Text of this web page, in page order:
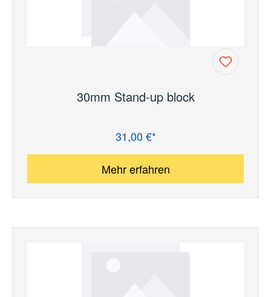
30mm Stand-up block
31,00 €*
Mehr erfahren